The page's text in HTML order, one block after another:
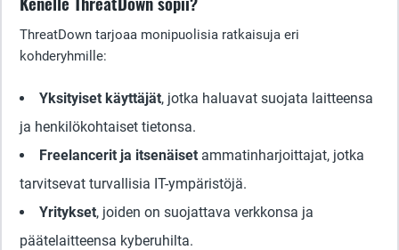
ThreatDown tarjoaa monipuolisia ratkaisuja eri
kohderyhmille:
Yksityiset käyttäjät, jotka haluavat suojata laitteensa
ja henkilökohtaiset tietonsa.
Freelancerit ja itsenäiset ammatinharjoittajat, jotka
tarvitsevat turvallisia IT-ympäristöjä.
Yritykset, joiden on suojattava verkkonsa ja
päätelaitteensa kyberuhilta.